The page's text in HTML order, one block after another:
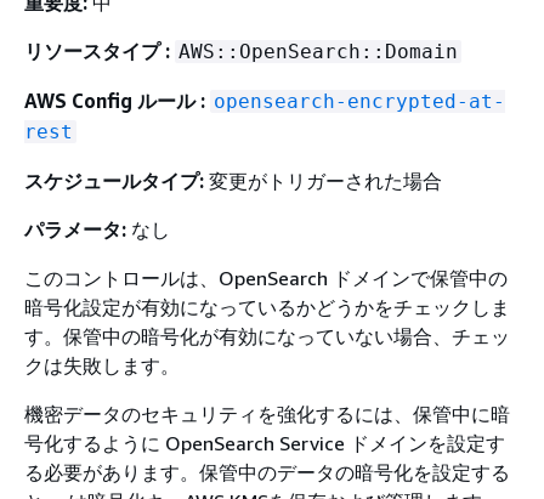
リソースタイプ : AWS::OpenSearch::Domain
AWS Config ルール : opensearch-encrypted-at-
rest
スケジュールタイプ: 変更がトリガーされた場合
パラメータ: なし
このコントロールは、OpenSearch ドメインで保管中の
暗号化設定が有効になっているかどうかをチェックしま
す。保管中の暗号化が有効になっていない場合、チェッ
クは失敗します。
機密データのセキュリティを強化するには、保管中に暗
号化するように OpenSearch Service ドメインを設定す
る必要があります。保管中のデータの暗号化を設定する